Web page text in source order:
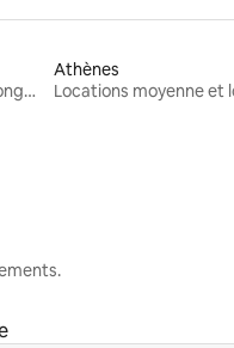
Locations moyenne et longue durée
Athènes